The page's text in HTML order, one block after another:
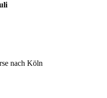
nach Köln